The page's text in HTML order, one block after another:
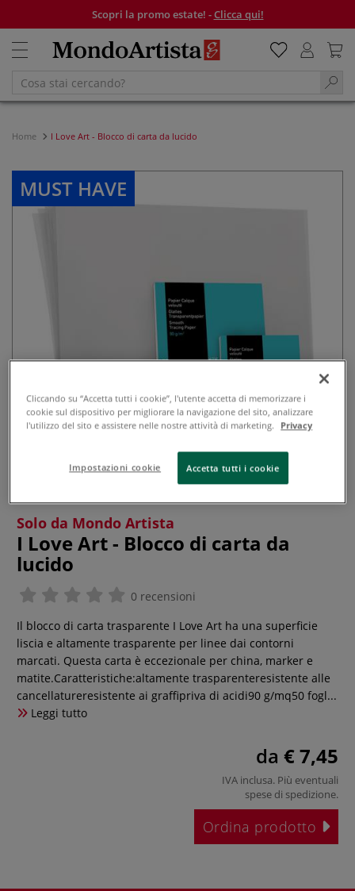
Scopri la promo estate! -Clicca qui!
Home I Love Art - Blocco di carta da lucido
MUST HAVE
Solo da Mondo Artista
I Love Art - Blocco di carta da
lucido
0 recensioni
Il blocco di carta trasparente I Love Art ha una superficie
liscia e altamente trasparente per linee dai contorni
marcati. Questa carta è eccezionale per china, marker e
matite.Caratteristiche:altamente trasparenteresistente alle
cancellatureresistente ai graffipriva di acidi90 g/mq50 fogl...
Leggi tutto
da € 7,45
IVA inclusa. Più eventuali
spese di spedizione.
Ordina prodotto
Cliccando su “Accetta tutti i cookie”, l'utente accetta di memorizzare i
cookie sul dispositivo per migliorare la navigazione del sito, analizzare
l'utilizzo del sito e assistere nelle nostre attività di marketing. Privacy
Impostazioni cookie Accetta tutti i cookie